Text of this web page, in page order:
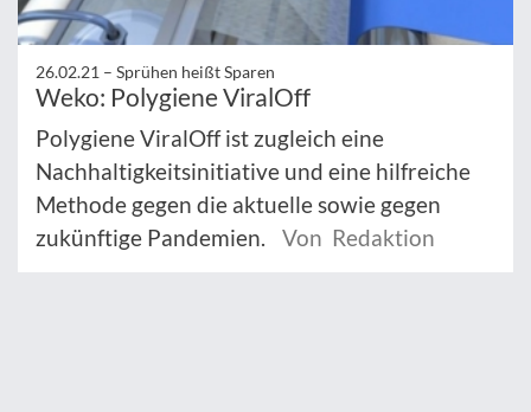
26.02.21 – Sprühen heißt Sparen
Weko: Polygiene ViralOff
Polygiene ViralOff ist zugleich eine
Nachhaltigkeitsinitiative und eine hilfreiche
Methode gegen die aktuelle sowie gegen
zukünftige Pandemien.
Von Redaktion